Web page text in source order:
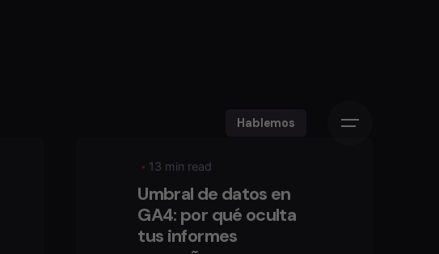
Hablemos
13 min read
Umbral de datos en
GA4: por qué oculta
tus informes